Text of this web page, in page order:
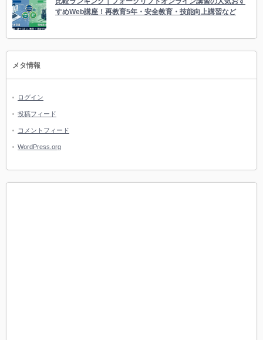
すめWeb講座！再教育5年・安全教育・技能向上講習など
メタ情報
ログイン
投稿フィード
コメントフィード
WordPress.org